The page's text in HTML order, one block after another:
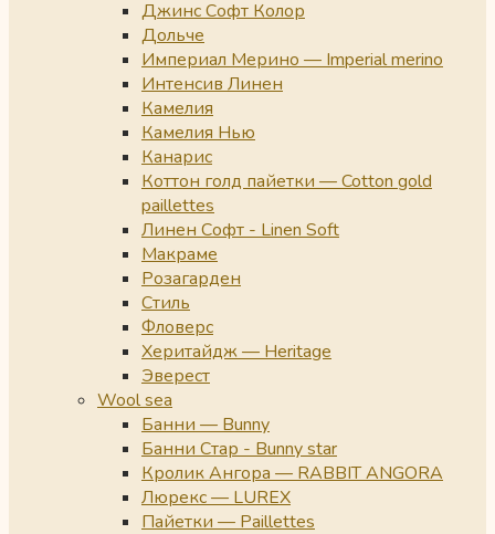
Джинс Софт Колор
Дольче
Империал Мерино — Imperial merino
Интенсив Линен
Камелия
Камелия Нью
Канарис
Коттон голд пайетки — Cotton gold
paillettes
Линен Софт - Linen Soft
Макраме
Розагарден
Стиль
Фловерс
Херитайдж — Heritage
Эверест
Wool sea
Банни — Bunny
Банни Стар - Bunny star
Кролик Ангора — RABBIT ANGORA
Люрекс — LUREX
Пайетки — Paillettes